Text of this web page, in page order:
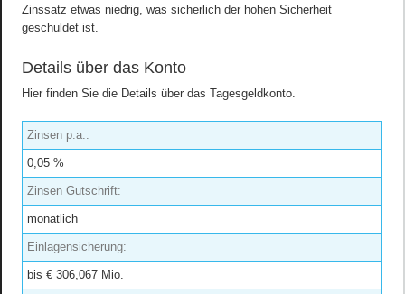
Zinssatz etwas niedrig, was sicherlich der hohen Sicherheit
geschuldet ist.
Details über das Konto
Hier finden Sie die Details über das Tagesgeldkonto.
Zinsen p.a.:
0,05 %
Zinsen Gutschrift:
monatlich
Einlagensicherung:
bis € 306,067 Mio.